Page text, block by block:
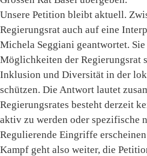
Unsere Petition bleibt aktuell.
Regierungsrat auch auf eine
Michela Seggiani geantwortet.
Möglichkeiten der Regierungsrat
Inklusion und Diversität in der
schützen. Die Antwort lautet
Regierungsrates besteht derzeit
aktiv zu werden oder spezifische
Regulierende Eingriffe
Kampf geht also weiter, die